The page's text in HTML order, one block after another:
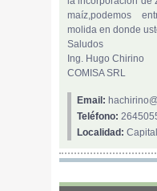
maíz,podemos
molida en donde
Saludos
Ing. Hugo Chirino
COMISA SRL
Email:
Teléfono:
Localidad:Capital